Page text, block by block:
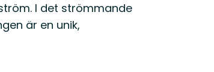
I det strömmande
är en unik,